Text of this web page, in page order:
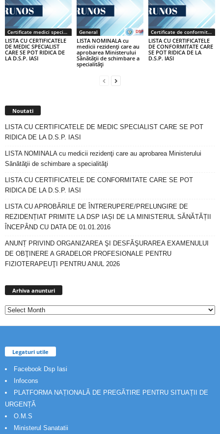
Certificate medici specialiști / primari
LISTA CU CERTIFICATELE
DE MEDIC SPECIALIST
CARE SE POT RIDICA DE
LA D.S.P. IASI
General
LISTA NOMINALA cu
medicii rezidenţi care au
aprobarea Ministerului
Sănătăţii de schimbare a
specialităţi
Certificate de conformitate
LISTA CU CERTIFICATELE
DE CONFORMITATE CARE
SE POT RIDICA DE LA
D.S.P. IASI
Noutati
LISTA CU CERTIFICATELE DE MEDIC SPECIALIST CARE SE POT
RIDICA DE LA D.S.P. IASI
LISTA NOMINALA cu medicii rezidenţi care au aprobarea Ministerului
Sănătăţii de schimbare a specialităţi
LISTA CU CERTIFICATELE DE CONFORMITATE CARE SE POT
RIDICA DE LA D.S.P. IASI
LISTA CU APROBĂRILE DE ÎNTRERUPERE/PRELUNGIRE DE
REZIDENȚIAT PRIMITE LA DSP IAȘI DE LA MINISTERUL SĂNĂTĂȚII
ÎNCEPÂND CU DATA DE 01.01.2016
ANUNȚ PRIVIND ORGANIZAREA ŞI DESFĂŞURAREA EXAMENULUI
DE OBŢINERE A GRADELOR PROFESIONALE PENTRU
FIZIOTERAPEUŢI PENTRU ANUL 2026
Arhiva anunturi
Legaturi utile
Facebook Dsp Iasi
Infocons
PLATFORMA NAȚIONALĂ DE PREGĂTIRE PENTRU SITUAȚII DE
URGENȚĂ
O.M.S
Ministerul Sanatatii